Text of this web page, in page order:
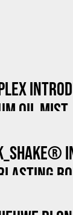
OIL MIST